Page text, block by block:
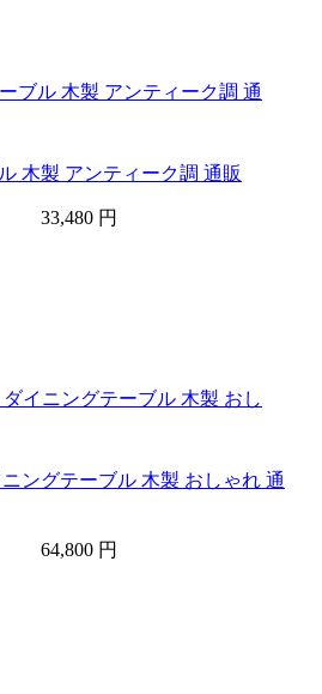
木製 アンティーク調 通販
33,480 円
ングテーブル 木製 おしゃれ 通
64,800 円